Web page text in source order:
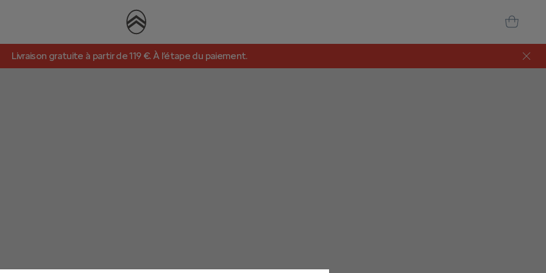
Livraison gratuite à partir de 119 €. À l’étape du paiement.